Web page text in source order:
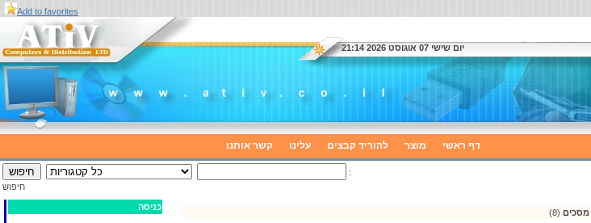
Add to favorites
יום שישי 07 אוגוסט 2026 21:14
קשר אותנו עלינו להוריד קבצים מוצר דף ראשי
:
חיפוש
כניסה
(8) מסכים